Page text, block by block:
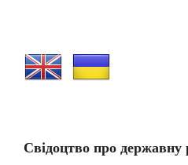
Свідоцтво про державну